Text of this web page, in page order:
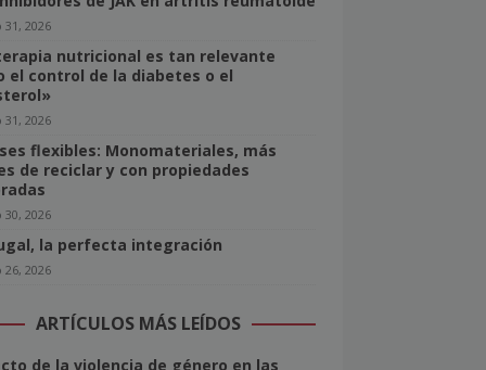
31, 2026
nutricional es tan relevante
el control de la diabetes o el
31, 2026
flexibles: Monomateriales, más
de reciclar y con propiedades
30, 2026
la perfecta integración
26, 2026
ARTÍCULOS MÁS LEÍDOS
de la violencia de género en las